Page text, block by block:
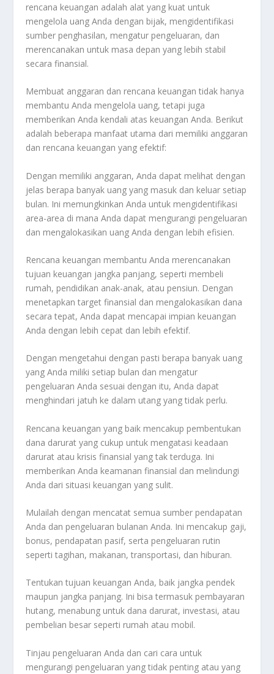
rencana keuangan adalah alat yang kuat untuk
mengelola uang Anda dengan bijak, mengidentifikasi
sumber penghasilan, mengatur pengeluaran, dan
merencanakan untuk masa depan yang lebih stabil
secara finansial.
Membuat anggaran dan rencana keuangan tidak hanya
membantu Anda mengelola uang, tetapi juga
memberikan Anda kendali atas keuangan Anda. Berikut
adalah beberapa manfaat utama dari memiliki anggaran
dan rencana keuangan yang efektif:
Dengan memiliki anggaran, Anda dapat melihat dengan
jelas berapa banyak uang yang masuk dan keluar setiap
bulan. Ini memungkinkan Anda untuk mengidentifikasi
area-area di mana Anda dapat mengurangi pengeluaran
dan mengalokasikan uang Anda dengan lebih efisien.
Rencana keuangan membantu Anda merencanakan
tujuan keuangan jangka panjang, seperti membeli
rumah, pendidikan anak-anak, atau pensiun. Dengan
menetapkan target finansial dan mengalokasikan dana
secara tepat, Anda dapat mencapai impian keuangan
Anda dengan lebih cepat dan lebih efektif.
Dengan mengetahui dengan pasti berapa banyak uang
yang Anda miliki setiap bulan dan mengatur
pengeluaran Anda sesuai dengan itu, Anda dapat
menghindari jatuh ke dalam utang yang tidak perlu.
Rencana keuangan yang baik mencakup pembentukan
dana darurat yang cukup untuk mengatasi keadaan
darurat atau krisis finansial yang tak terduga. Ini
memberikan Anda keamanan finansial dan melindungi
Anda dari situasi keuangan yang sulit.
Mulailah dengan mencatat semua sumber pendapatan
Anda dan pengeluaran bulanan Anda. Ini mencakup gaji,
bonus, pendapatan pasif, serta pengeluaran rutin
seperti tagihan, makanan, transportasi, dan hiburan.
Tentukan tujuan keuangan Anda, baik jangka pendek
maupun jangka panjang. Ini bisa termasuk pembayaran
hutang, menabung untuk dana darurat, investasi, atau
pembelian besar seperti rumah atau mobil.
Tinjau pengeluaran Anda dan cari cara untuk
mengurangi pengeluaran yang tidak penting atau yang